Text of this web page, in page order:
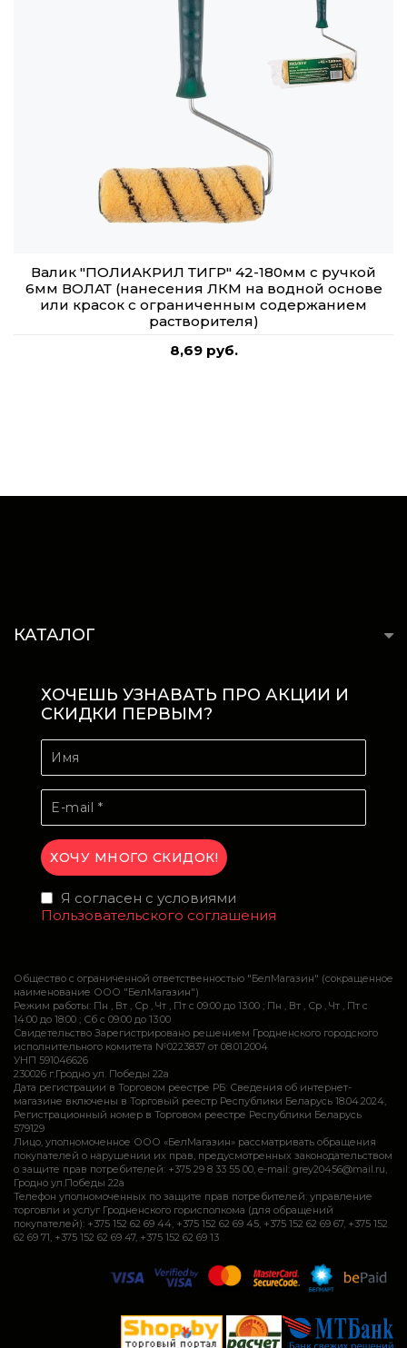
Валик "ПОЛИАКРИЛ ТИГР" 42-180мм с ручкой
6мм ВОЛАТ (нанесения ЛКМ на водной основе
или красок с ограниченным содержанием
растворителя)
8,69 руб.
КАТАЛОГ
ХОЧЕШЬ УЗНАВАТЬ ПРО АКЦИИ И
СКИДКИ ПЕРВЫМ?
Я согласен с условиями
Пользовательского соглашения
Общество с ограниченной ответственностью "БелМагазин" (сокращенное
наименование ООО "БелМагазин")
Режим работы: Пн , Вт , Ср , Чт , Пт c 09:00 до 13:00 ; Пн , Вт , Ср , Чт , Пт c
14:00 до 18:00 ; Сб c 09:00 до 13:00
Свидетельство Зарегистрировано решением Гродненского городского
исполнительного комитета №0223837 от 08.01.2004
УНП 591046626
230026 г.Гродно ул. Победы 22а
Дата регистрации в Торговом реестре РБ: Сведения об интернет-
магазине включены в Торговый реестр Республики Беларусь 18.04.2024,
Регистрационный номер в Торговом реестре Республики Беларусь
579129
Лицо, уполномоченное ООО «БелМагазин» рассматривать обращения
покупателей о нарушении их прав, предусмотренных законодательством
о защите прав потребителей: +375 29 8 33 55 00, e-mail: grey20456@mail.ru,
Гродно ул.Победы 22а
Телефон уполномоченных по защите прав потребителей: управление
торговли и услуг Гродненского горисполкома (для обращений
покупателей): +375 152 62 69 44, +375 152 62 69 45, +375 152 62 69 67, +375 152
62 69 71, +375 152 62 69 47, +375 152 62 69 13